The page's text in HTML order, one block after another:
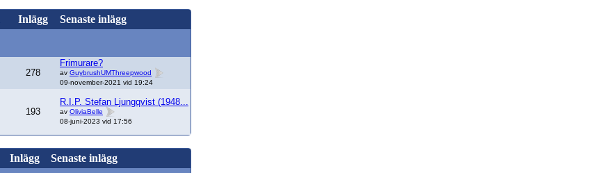
Inlägg Senaste inlägg
278
Frimurare?
av GuybrushUMThreepwood
09-november-2021 vid 19:24
193
R.I.P. Stefan Ljungqvist (1948...
av OliviaBelle
08-juni-2023 vid 17:56
Inlägg Senaste inlägg